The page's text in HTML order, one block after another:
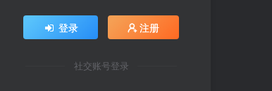
登录 注册
社交账号登录